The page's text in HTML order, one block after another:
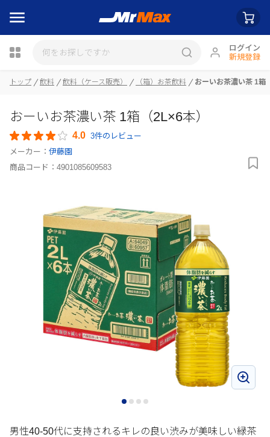
ログイン
新規登録
トップ 飲料 飲料（ケース販売） （箱）お茶飲料 おーいお茶濃い茶 1箱
おーいお茶濃い茶 1箱（2L×6本）
4.0 3件のレビュー
メーカー： 伊藤園
商品コード： 4901085609583
男性40-50代に支持されるキレの良い渋みが美味しい緑茶